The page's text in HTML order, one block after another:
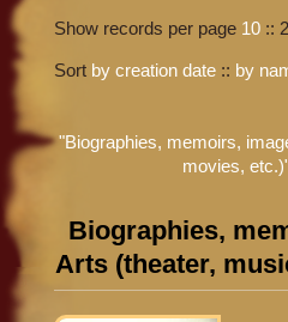
Show records per page 10 ::
Sort by creation date :: by
"Biographies, memoirs,
movies,
Biographies,
Arts (theater,